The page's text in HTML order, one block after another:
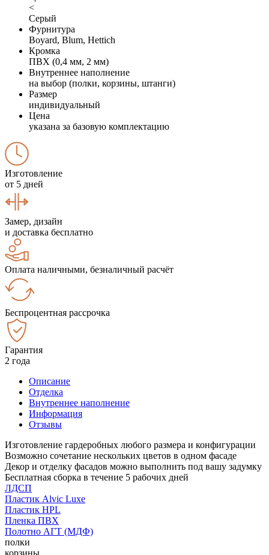
<
Серый
Фурнитура
Boyard, Blum, Hettich
Кромка
ПВХ (0,4 мм, 2 мм)
Внутреннее наполнение
на выбор (полки, корзины, штанги)
Размер
индивидуальный
Цена
указана за базовую комплектацию
Изготовление
от 5 дней
Замер, дизайн
и доставка бесплатно
Оплата наличными, безналичный расчёт
Беспроцентная рассрочка
Гарантия
2 года
Описание
Отделка
Внутреннее наполнение
Информация
Отзывы
Изготовление гардеробных любого размера и конфигурации
Возможно сочетание нескольких цветов в одном фасаде
Декор и отделку фасадов можно выполнить под вашу задумку
Бесплатная сборка в течение 5 рабочих дней
ЛДСП
Пластик Alvic Luxe
Пластик HPL
Пленка ПВХ
Полотно АГТ (МДФ)
полки
корзины